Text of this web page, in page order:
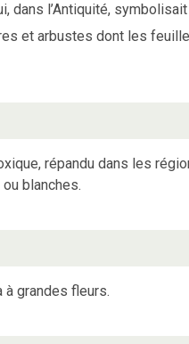
dans l’Antiquité,
et arbustes dont les
répandu dans les
blanches.
à grandes fleurs.